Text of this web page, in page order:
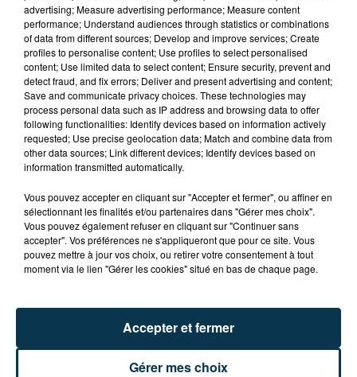
RECHERCHE GAREUR DE MÉTIERS TEXTILES
advertising; Measure advertising performance; Measure content
performance; Understand audiences through statistics or combinations
of data from different sources; Develop and improve services; Create
profiles to personalise content; Use profiles to select personalised
content; Use limited data to select content; Ensure security, prevent and
detect fraud, and fix errors; Deliver and present advertising and content;
Save and communicate privacy choices. These technologies may
process personal data such as IP address and browsing data to offer
following functionalities: Identify devices based on information actively
requested; Use precise geolocation data; Match and combine data from
other data sources; Link different devices; Identify devices based on
information transmitted automatically.
Vous pouvez accepter en cliquant sur "Accepter et fermer", ou affiner en
sélectionnant les finalités et/ou partenaires dans "Gérer mes choix".
Vous pouvez également refuser en cliquant sur "Continuer sans
accepter". Vos préférences ne s'appliqueront que pour ce site. Vous
pouvez mettre à jour vos choix, ou retirer votre consentement à tout
moment via le lien "Gérer les cookies" situé en bas de chaque page.
Gérer mes choix
Accepter et fermer